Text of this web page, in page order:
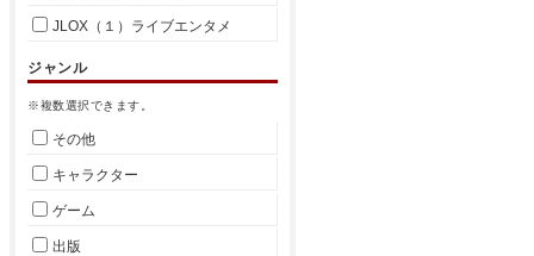
JLOX（１）ライブエンタメ
ジャンル
※複数選択できます。
その他
キャラクター
ゲーム
出版